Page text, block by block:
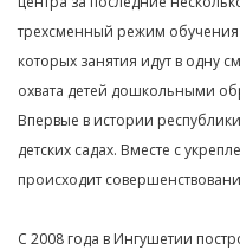
трехсменный режим обучения
которых занятия идут в одну
охвата детей дошкольными
Впервые в истории
детских садах. Вместе с
происходит
С 2008 года в Ингушетии